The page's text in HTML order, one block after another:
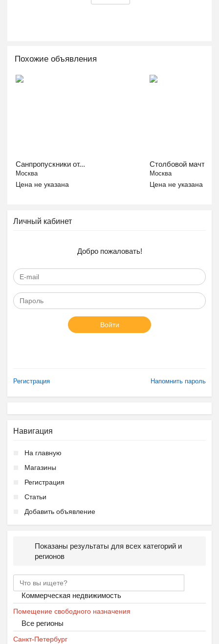
Похожие объявления
Санпропускники от...
Москва
Цена не указана
Столбовой
Москва
Цена не указана
Личный кабинет
Добро пожаловать!
Войти
Регистрация Напомнить пароль
Навигация
На главную
Магазины
Регистрация
Статьи
Добавить объявление
Показаны результаты для всех категорий и
регионов
Коммерческая недвижимость
Помещение свободного назначения
Все регионы
Санкт-Петербург